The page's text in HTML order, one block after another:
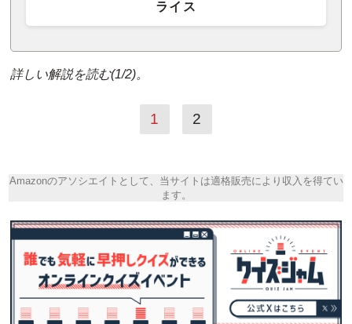
ライス
詳しい解説を読む(1/2)。
1 2
Amazonのアソシエイトとして、当サイトは適格販売により収入を得てい
ます。